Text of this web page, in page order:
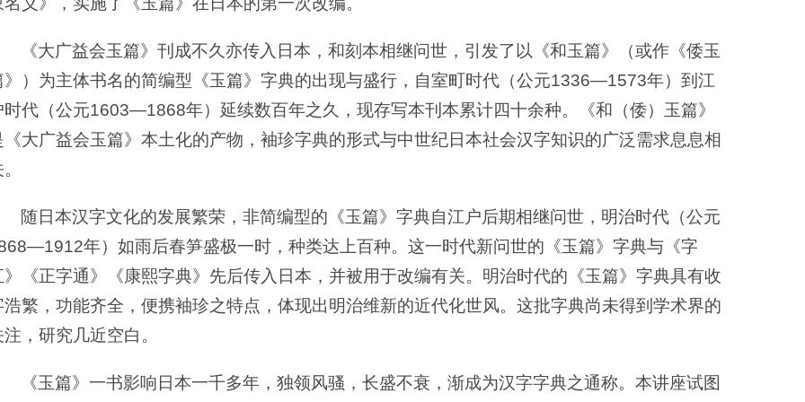
《大广益会玉篇》刊成不久亦传入日本，和刻本相继问世，引发了以《和玉篇》（或作《倭玉
》）为主体书名的简编型《玉篇》字典的出现与盛行，自室町时代（公元1336—1573年）到江
时代（公元1603—1868年）延续数百年之久，现存写本刊本累计四十余种。《和（倭）玉篇》
《大广益会玉篇》本土化的产物，袖珍字典的形式与中世纪日本社会汉字知识的广泛需求息息相
随日本汉字文化的发展繁荣，非简编型的《玉篇》字典自江户后期相继问世，明治时代（公元
年）如雨后春笋盛极一时，种类达上百种。这一时代新问世的《玉篇》字典与《字
》《正字通》《康熙字典》先后传入日本，并被用于改编有关。明治时代的《玉篇》字典具有收
浩繁，功能齐全，便携袖珍之特点，体现出明治维新的近代化世风。这批字典尚未得到学术界的
注，研究几近空白。
《玉篇》一书影响日本一千多年，独领风骚，长盛不衰，渐成为汉字字典之通称。本讲座试图